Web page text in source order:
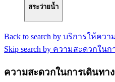
สระว่ายน้ำ
Back to search by บริการให้คว
Skip search by ความสะดวกในก
ความสะดวกในการเดินทาง